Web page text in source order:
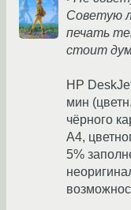
Советую
печать
стоит
HP
мин
чёрного
А4,
5%